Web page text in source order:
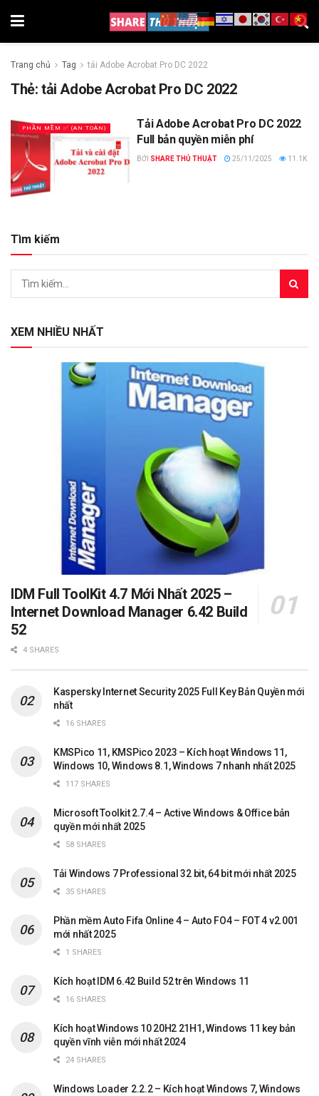
Trang chủ Tag tải Adobe Acrobat Pro DC 2022
Thẻ:tải Adobe Acrobat Pro DC 2022
PHẦN MỀM ✅ (AN TOÀN)
Tải Adobe Acrobat Pro DC 2022
Full bản quyền miễn phí
BỞI SHARE THỦ THUẬT 25/11/2025 11.1K
Tìm kiếm
XEM NHIỀU NHẤT
IDM Full ToolKit 4.7 Mới Nhất 2025 –
Internet Download Manager 6.42 Build
52
4 SHARES
Kaspersky Internet Security 2025 Full Key Bản Quyền mới
nhất
16 SHARES
KMSPico 11, KMSPico 2023 – Kích hoạt Windows 11,
Windows 10, Windows 8.1, Windows 7 nhanh nhất 2025
117 SHARES
Microsoft Toolkit 2.7.4 – Active Windows & Office bản
quyền mới nhất 2025
58 SHARES
Tải Windows 7 Professional 32 bit, 64 bit mới nhất 2025
35 SHARES
Phần mềm Auto Fifa Online 4 – Auto FO4 – FOT 4 v2.001
mới nhất 2025
1 SHARES
Kích hoạt IDM 6.42 Build 52 trên Windows 11
16 SHARES
Kích hoạt Windows 10 20H2 21H1, Windows 11 key bản
quyền vĩnh viễn mới nhất 2024
24 SHARES
Windows Loader 2.2.2 – Kích hoạt Windows 7, Windows